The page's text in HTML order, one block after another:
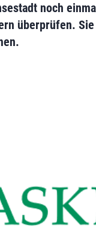
noch
überprüfen.